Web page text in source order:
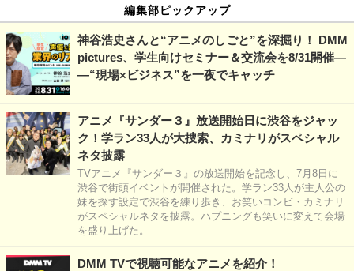
編集部ピックアップ
神谷浩史さんと“アニメのしごと”を深掘り！ DMM
pictures、学生向けセミナー＆交流会を8/31開催―
―“現場×ビジネス”を一夜でキャッチ
アニメ『サンダー３』放送開始日に渋谷をジャッ
ク！学ラン33人が大捜索、カミナリがスペシャル
ネタ披露
TVアニメ『サンダー３』の放送開始を記念し、7月8日に
渋谷で街頭イベントが開催された。学ラン33人が主人公の
妹を探す設定で渋谷を練り歩き、お笑いコンビ・カミナリ
がスペシャルネタを披露。ハプニングも笑いに変えて会場
を盛り上げた。
DMM TVで視聴可能なアニメを紹介！